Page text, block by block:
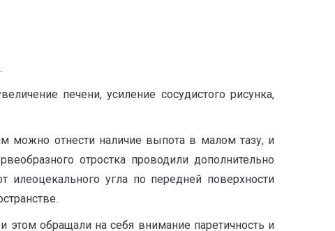
печени, усиление сосудистого рисунка,
можно отнести наличие выпота в малом тазу, и
отростка проводили дополнительно
илеоцекального угла по передней поверхности
обращали на себя внимание паретичность и